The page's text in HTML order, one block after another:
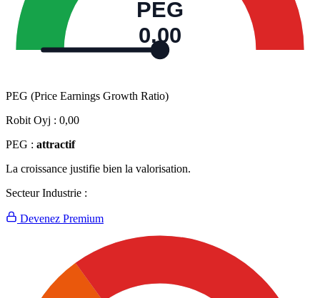
PEG
0,00
PEG (Price Earnings Growth Ratio)
Robit Oyj : 0,00
PEG : attractif
La croissance justifie bien la valorisation.
Secteur Industrie :
Devenez Premium